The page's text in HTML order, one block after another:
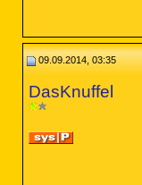
09.09.2014, 03:35
DasKnuffel